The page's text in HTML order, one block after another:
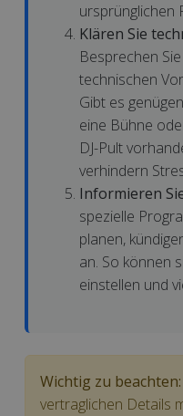
ursprünglichen
Klären Sie
Besprechen
technischen
Gibt es
eine Bühne
DJ-Pult
verhindern
Informieren
spezielle
planen,
an. So können
einstellen und
Wichtig zu beachten:
vertraglichen Details